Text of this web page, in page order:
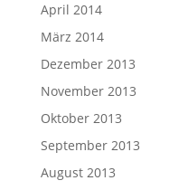
April 2014
März 2014
Dezember 2013
November 2013
Oktober 2013
September 2013
August 2013